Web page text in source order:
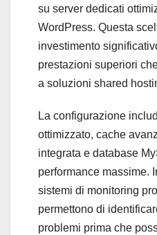
su server dedicati
WordPress. Questa
investimento
prestazioni superiori
a soluzioni shared
La configurazione
ottimizzato, cache
integrata e database
performance massime.
sistemi di monitoring
permettono di
problemi prima che